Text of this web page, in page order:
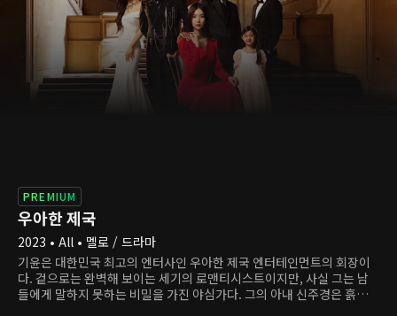
PREMIUM
우아한 제국
2023 • All • 멜로 / 드라마
기윤은 대한민국 최고의 엔터사인 우아한 제국 엔터테인먼트의 회장이
다. 겉으로는 완벽해 보이는 세기의 로맨티시스트이지만, 사실 그는 남
들에게 말하지 못하는 비밀을 가진 야심가다. 그의 아내 신주경은 흙수저